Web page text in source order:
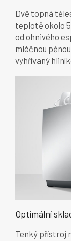
Dvě topná
teplotě okolo
od ohnivého
mléčnou
vyhřívaný
Optimální
Tenký přístroj